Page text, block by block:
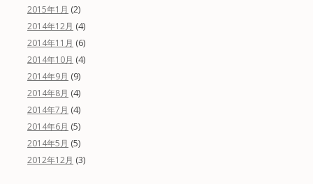
2015年1月 (2)
2014年12月 (4)
2014年11月 (6)
2014年10月 (4)
2014年9月 (9)
2014年8月 (4)
2014年7月 (4)
2014年6月 (5)
2014年5月 (5)
2012年12月 (3)